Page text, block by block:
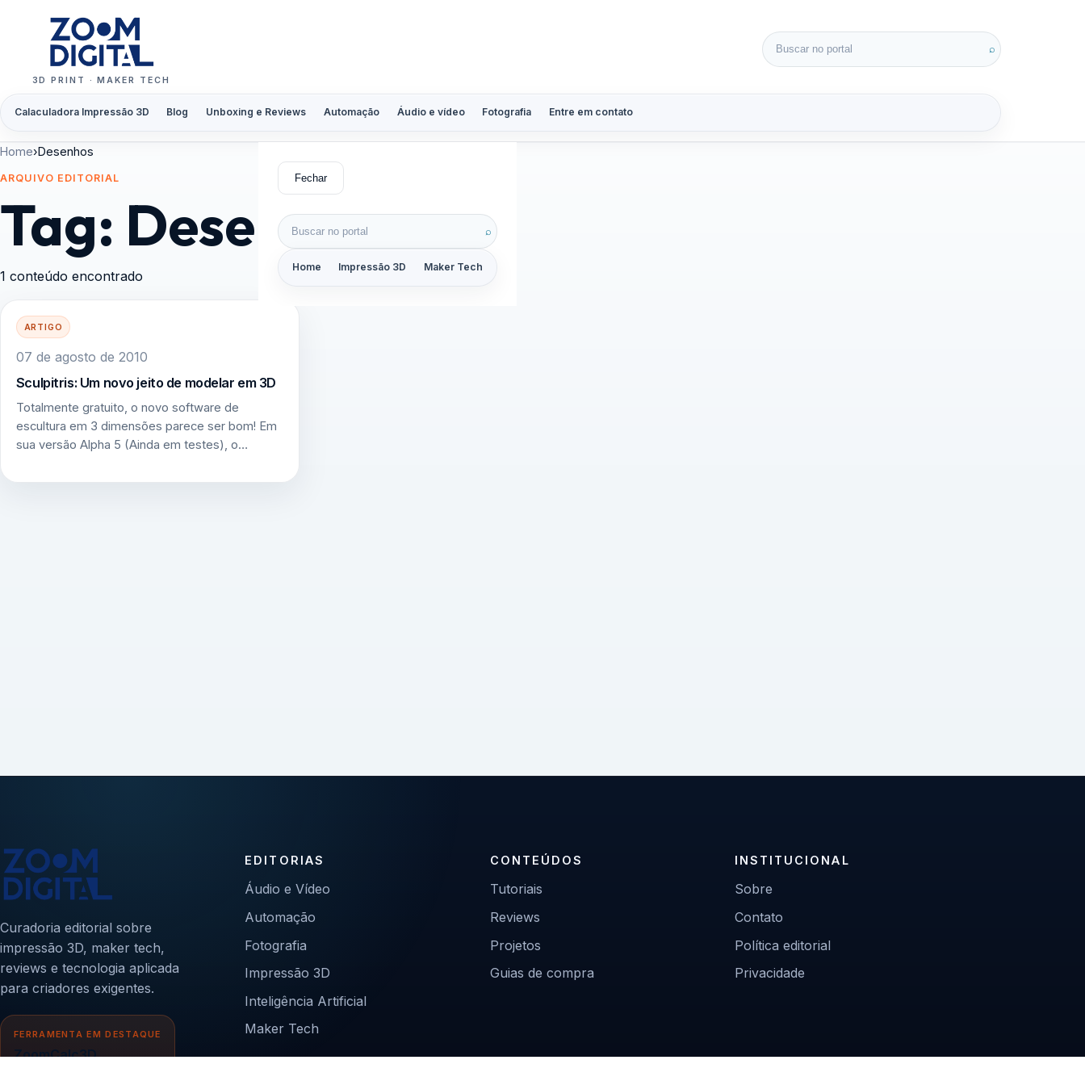
3D PRINT · MAKER TECH
Calaculadora Impressão 3D Blog Unboxing e Reviews Automação Áudio e vídeo Fotografia Entre em contato
Buscar por: ⌕
Fechar
Buscar por: ⌕
Home Impressão 3D Maker Tech
Home›Desenhos
ARQUIVO EDITORIAL
Tag: Desenhos
1 conteúdo encontrado
ARTIGO
07 de agosto de 2010
Sculpitris: Um novo jeito de modelar em 3D
Totalmente gratuito, o novo software de
escultura em 3 dimensões parece ser bom! Em
sua versão Alpha 5 (Ainda em testes), o…
Curadoria editorial sobre
impressão 3D, maker tech,
reviews e tecnologia aplicada
para criadores exigentes.
FERRAMENTA EM DESTAQUE
ZoomCalc3D
EDITORIAS
Áudio e Vídeo
Automação
Fotografia
Impressão 3D
Inteligência Artificial
Maker Tech
CONTEÚDOS
Tutoriais
Reviews
Projetos
Guias de compra
INSTITUCIONAL
Sobre
Contato
Política editorial
Privacidade